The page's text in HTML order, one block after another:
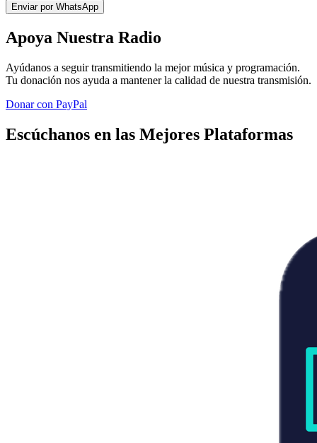
Enviar por WhatsApp
Apoya Nuestra Radio
Ayúdanos a seguir transmitiendo la mejor música y programación.
Tu donación nos ayuda a mantener la calidad de nuestra transmisión.
Donar con PayPal
Escúchanos en las Mejores Plataformas